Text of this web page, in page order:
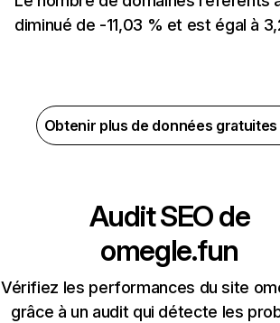
diminué de -11,03 % et est égal à
Obtenir plus de données
Audit SEO de
omegle.fun
Vérifiez les performances du site
grâce à un audit qui détecte les